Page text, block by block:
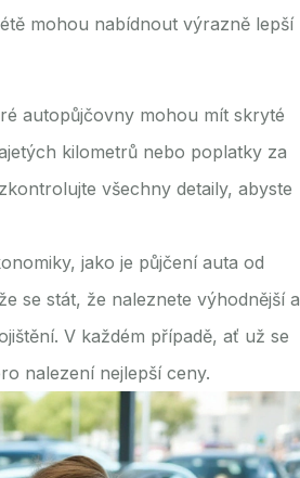
mohou nabídnout výrazně lepší
autopůjčovny mohou mít skryté
kilometrů nebo poplatky za
všechny detaily, abyste
jako je půjčení auta od
se stát, že naleznete výhodnější a
V každém případě, ať už se
nalezení nejlepší ceny.